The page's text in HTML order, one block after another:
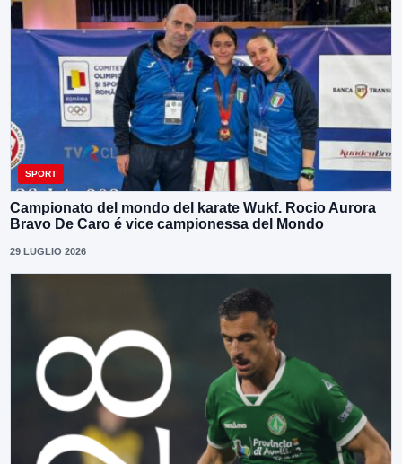
SPORT
Campionato del mondo del karate Wukf. Rocio Aurora
Bravo De Caro é vice campionessa del Mondo
29 LUGLIO 2026